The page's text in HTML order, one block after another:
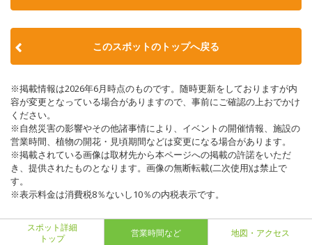
このスポットのトップへ戻る
※掲載情報は2026年6月時点のものです。随時更新をしておりますが内
容が変更となっている場合がありますので、事前にご確認の上おでかけ
ください。
※自然災害の影響やその他諸事情により、イベントの開催情報、施設の
営業時間、植物の開花・見頃期間などは変更になる場合があります。
※掲載されている画像は取材先から本ページへの掲載の許諾をいただ
き、提供されたものとなります。画像の無断転載(二次使用)は禁止で
す。
※表示料金は消費税8％ないし10％の内税表示です。
スポット詳細
トップ
営業時間など 地図・アクセス